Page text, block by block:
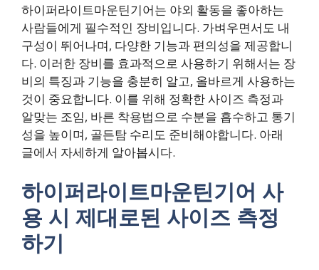
하이퍼라이트마운틴기어는 야외 활동을 좋아하는
사람들에게 필수적인 장비입니다. 가벼우면서도 내
구성이 뛰어나며, 다양한 기능과 편의성을 제공합니
다. 이러한 장비를 효과적으로 사용하기 위해서는 장
비의 특징과 기능을 충분히 알고, 올바르게 사용하는
것이 중요합니다. 이를 위해 정확한 사이즈 측정과
알맞는 조임, 바른 착용법으로 수분을 흡수하고 통기
성을 높이며, 골든탐 수리도 준비해야합니다. 아래
글에서 자세하게 알아봅시다.
하이퍼라이트마운틴기어 사
용 시 제대로된 사이즈 측정
하기